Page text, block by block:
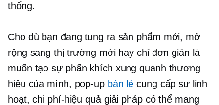
thống.
Cho dù bạn đang tung ra sản phẩm mới, mở
rộng sang thị trường mới hay chỉ đơn giản là
muốn tạo sự phấn khích xung quanh thương
hiệu của mình, pop-up bán lẻ ​ cung cấp sự linh
hoạt,chi phí-hiệu quảgiải pháp có thể mang